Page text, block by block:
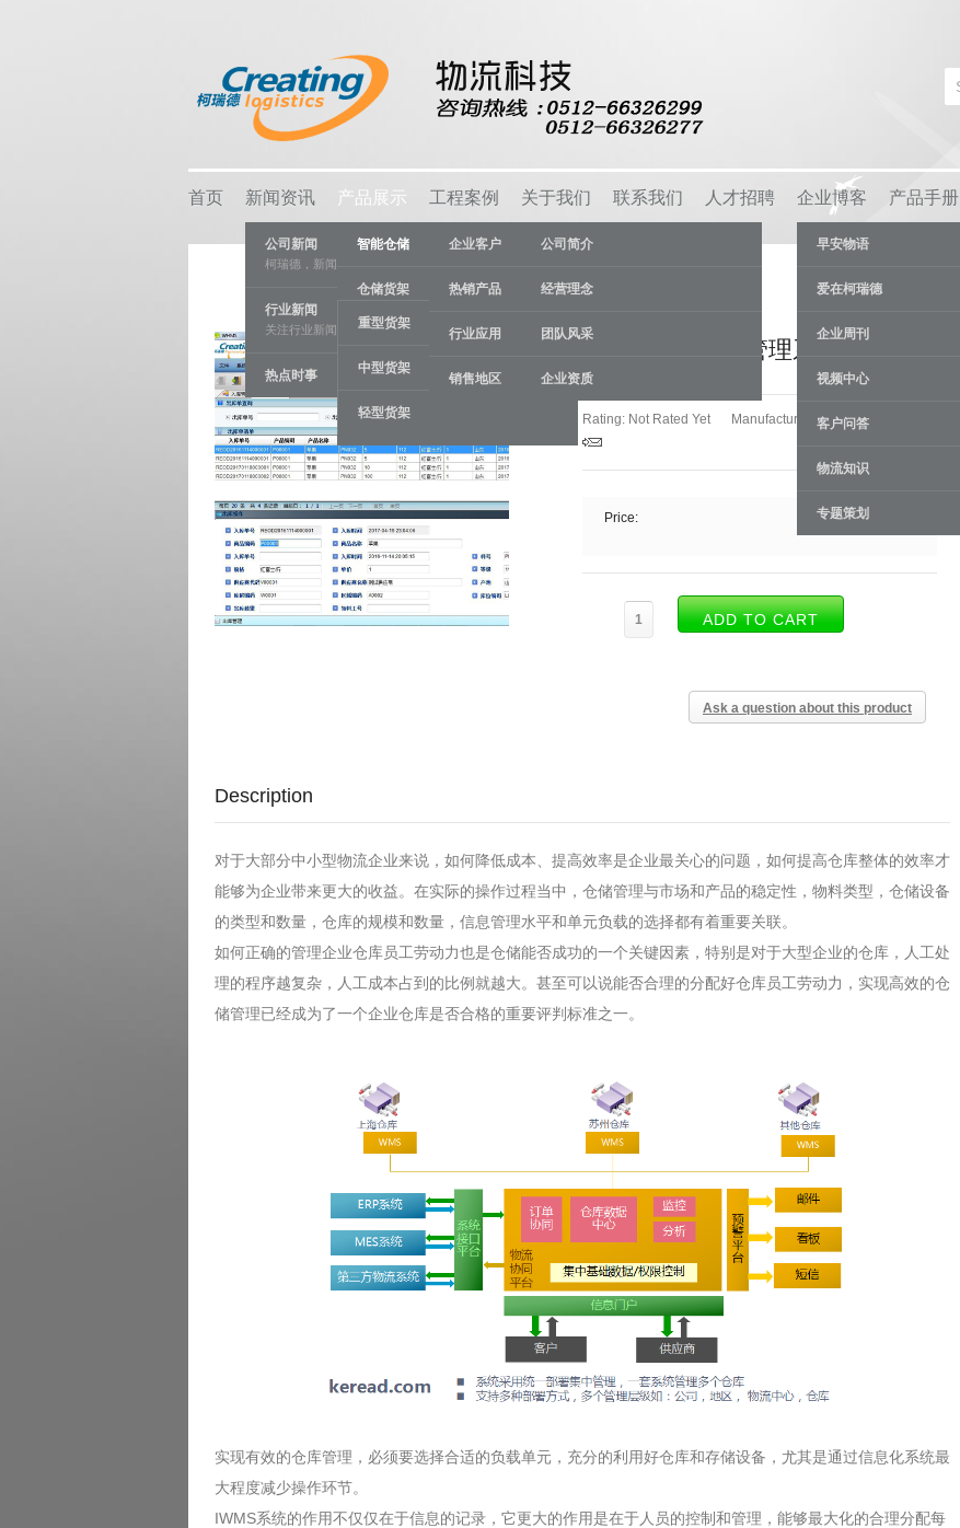
首页 新闻资讯
公司新闻
柯瑞德，新闻资讯
行业新闻
关注行业新闻，推动行业发展。
热点时事
产品展示
智能仓储
仓储货架
重型货架
中型货架
轻型货架
物流容器
车间设备
线棒系统
工程案例
企业客户
热销产品
行业应用
销售地区
关于我们
公司简介
经营理念
团队风采
企业资质
联系我们 人才招聘 企业博客
早安物语
爱在柯瑞德
企业周刊
视频中心
客户问答
物流知识
专题策划
产品手册
IWMS智能仓库管理系统
Rating: Not Rated Yet Manufacturer: 苏州柯瑞德货架厂
Price:
Ask a question about this product
Description
对于大部分中小型物流企业来说，如何降低成本、提高效率是企业最关心的问题，如何提高仓库整体的效率才
能够为企业带来更大的收益。在实际的操作过程当中，仓储管理与市场和产品的稳定性，物料类型，仓储设备
的类型和数量，仓库的规模和数量，信息管理水平和单元负载的选择都有着重要关联。
如何正确的管理企业仓库员工劳动力也是仓储能否成功的一个关键因素，特别是对于大型企业的仓库，人工处
理的程序越复杂，人工成本占到的比例就越大。甚至可以说能否合理的分配好仓库员工劳动力，实现高效的仓
储管理已经成为了一个企业仓库是否合格的重要评判标准之一。
实现有效的仓库管理，必须要选择合适的负载单元，充分的利用好仓库和存储设备，尤其是通过信息化系统最
大程度减少操作环节。
IWMS系统的作用不仅仅在于信息的记录，它更大的作用是在于人员的控制和管理，能够最大化的合理分配每